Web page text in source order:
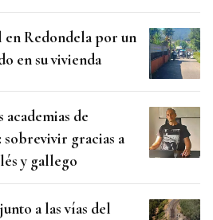
Redondela por un
en su vivienda
academias de
sobrevivir gracias a
y gallego
a las vías del